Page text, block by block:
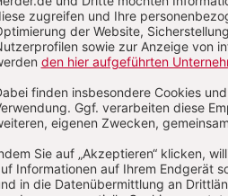
Verwandte Themen
Christentum Volk Gottes